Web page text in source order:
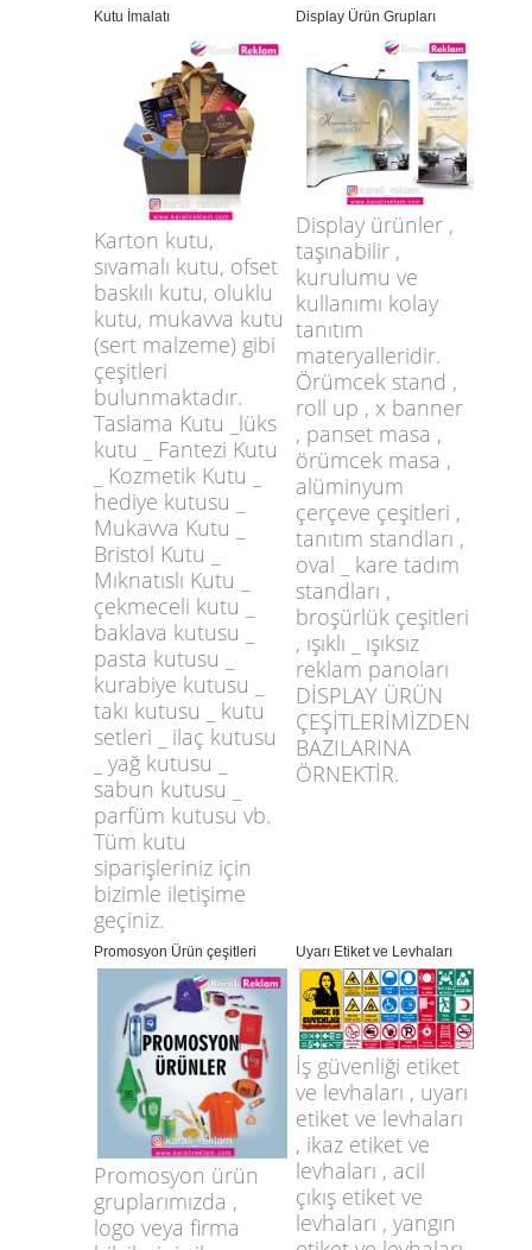
Kutu İmalatı Display Ürün Grupları
Karton kutu,
sıvamalı kutu, ofset
baskılı kutu, oluklu
kutu, mukavva kutu
(sert malzeme) gibi
çeşitleri
bulunmaktadır.
Taslama Kutu _lüks
kutu _ Fantezi Kutu
_ Kozmetik Kutu _
hediye kutusu _
Mukavva Kutu _
Bristol Kutu _
Mıknatıslı Kutu _
çekmeceli kutu _
baklava kutusu _
pasta kutusu _
kurabiye kutusu _
takı kutusu _ kutu
setleri _ ilaç kutusu
_ yağ kutusu _
sabun kutusu _
parfüm kutusu vb.
Tüm kutu
siparişleriniz için
bizimle iletişime
geçiniz.
Display ürünler ,
taşınabilir ,
kurulumu ve
kullanımı kolay
tanıtım
materyalleridir.
Örümcek stand ,
roll up , x banner
, panset masa ,
örümcek masa ,
alüminyum
çerçeve çeşitleri ,
tanıtım standları ,
oval _ kare tadım
standları ,
broşürlük çeşitleri
, ışıklı _ ışıksız
reklam panoları
DİSPLAY ÜRÜN
ÇEŞİTLERİMİZDEN
BAZILARINA
ÖRNEKTİR.
Promosyon Ürün çeşitleri Uyarı Etiket ve Levhaları
Promosyon ürün
gruplarımızda ,
logo veya firma
İş güvenliği etiket
ve levhaları , uyarı
etiket ve levhaları
, ikaz etiket ve
levhaları , acil
çıkış etiket ve
levhaları , yangın